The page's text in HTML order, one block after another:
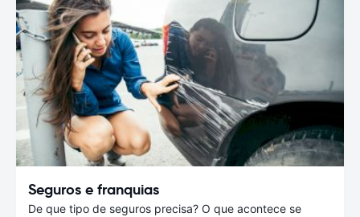
Seguros e franquias
De que tipo de seguros precisa? O que acontece se